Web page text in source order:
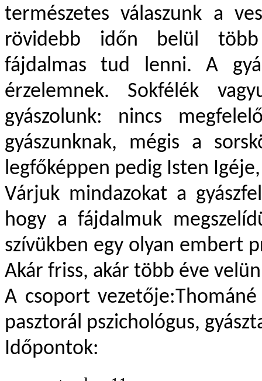
természetes válaszunk a
rövidebb időn belül több
fájdalmas tud lenni. A
érzelemnek. Sokfélék
gyászolunk: nincs
gyászunknak, mégis a
legfőképpen pedig Isten
Várjuk mindazokat a
hogy a fájdalmuk
szívükben egy olyan embert
Akár friss, akár több éve
A csoport vezetője:Thom
pasztorál pszichológus,
Időpontok: